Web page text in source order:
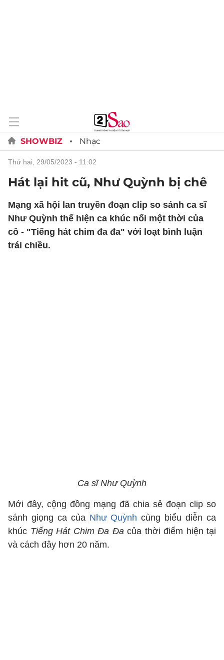
SHOWBIZ Nhạc
thứ hai, 29/05/2023 - 11:02
Hát lại hit cũ, Như Quỳnh bị chê
Mạng xã hội lan truyền đoạn clip so sánh ca sĩ
Như Quỳnh thể hiện ca khúc nổi một thời của
cô - "Tiếng hát chim đa đa" với loạt bình luận
trái chiều.
Ca sĩ Như Quỳnh
Mới đây, cộng đồng mạng đã chia sẻ đoạn clip so
sánh giọng ca của Như Quỳnh cùng biểu diễn ca
khúc Tiếng Hát Chim Đa Đacủa thời điểm hiện tại
và cách đây hơn 20 năm.